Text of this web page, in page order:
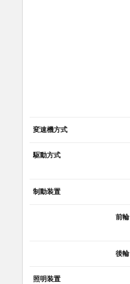
変速機方式
駆動方式
制動装置
前輪
後輪
照明装置